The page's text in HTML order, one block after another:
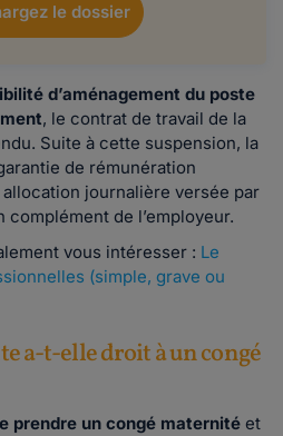
le dossier
d’aménagement du poste
, le contrat de travail de la
Suite à cette suspension, la
de rémunération
journalière versée par
complément de l’employeur.
vous intéresser : Le
(simple, grave ou
a-t-elle droit à un congé
prendre un congé maternité et